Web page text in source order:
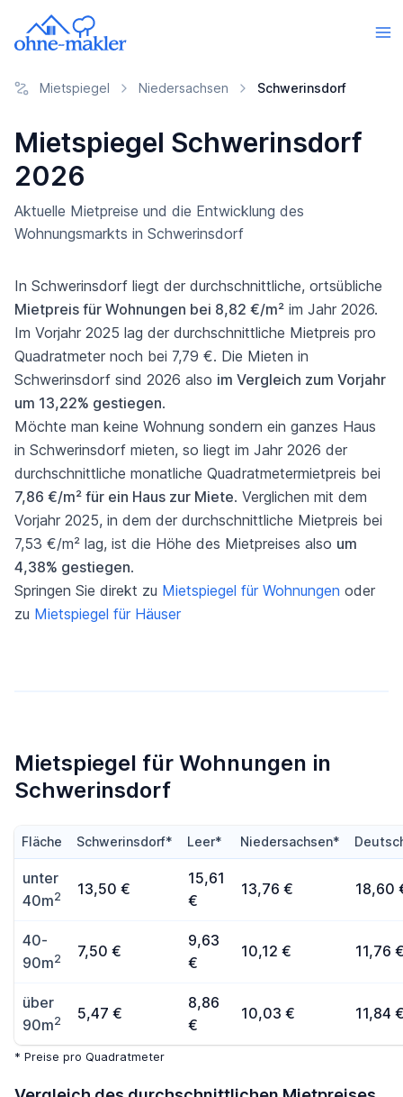
Mietspiegel Niedersachsen Schwerinsdorf
Mietspiegel Schwerinsdorf
2026
Aktuelle Mietpreise und die Entwicklung des
Wohnungsmarkts in Schwerinsdorf
In Schwerinsdorf liegt der durchschnittliche, ortsübliche
Mietpreis für Wohnungen bei 8,82 €/m² im Jahr 2026.
Im Vorjahr 2025 lag der durchschnittliche Mietpreis pro
Quadratmeter noch bei 7,79 €. Die Mieten in
Schwerinsdorf sind 2026 also im Vergleich zum Vorjahr
um 13,22% gestiegen.
Möchte man keine Wohnung sondern ein ganzes Haus
in Schwerinsdorf mieten, so liegt im Jahr 2026 der
durchschnittliche monatliche Quadratmetermietpreis bei
7,86 €/m² für ein Haus zur Miete. Verglichen mit dem
Vorjahr 2025, in dem der durchschnittliche Mietpreis bei
7,53 €/m² lag, ist die Höhe des Mietpreises also um
4,38% gestiegen.
Springen Sie direkt zu Mietspiegel für Wohnungen oder
zu Mietspiegel für Häuser
Mietspiegel für Wohnungen in
Schwerinsdorf
Fläche Schwerinsdorf* Leer* Niedersachsen*
unter
40m2 13,50 €
15,61
€
13,76 € 18,60
40-
90m2 7,50 €
9,63
€
10,12 € 11,76
über
90m2 5,47 €
8,86
€
10,03 € 11,84
* Preise pro Quadratmeter